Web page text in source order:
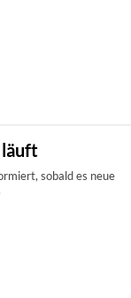
läuft
sobald es neue